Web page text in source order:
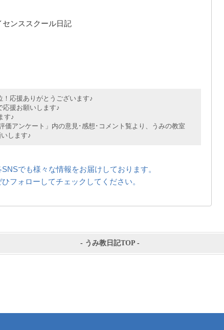
ンススクール日記
応援ありがとうございます♪
援お願いします♪
す♪
価アンケート」内の意見･感想･コメント覧より、うみの教室
します♪
SNSでも様々な情報をお届けしております。
ひフォローしてチェックしてください。
- うみ教日記TOP-